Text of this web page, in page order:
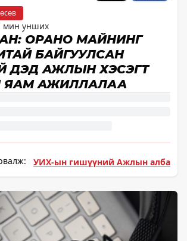
мин унших
ОРАНО МАЙНИНГ
БАЙГУУЛСАН
ДЭД АЖЛЫН ХЭСЭГТ
ЯАМ АЖИЛЛАЛАА
УИХ-ын гишүүний Ажлын алба